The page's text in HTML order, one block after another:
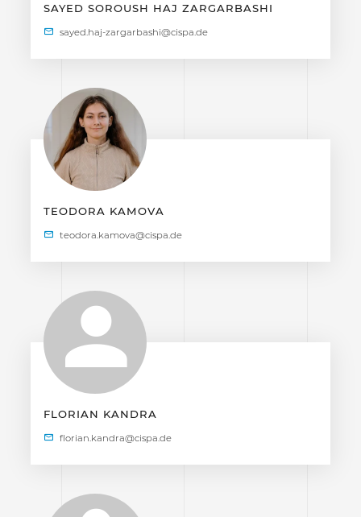
SAYED SOROUSH HAJ ZARGARBASHI
TEODORA KAMOVA
FLORIAN KANDRA